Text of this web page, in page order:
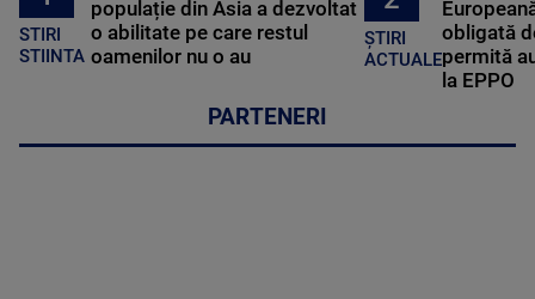
STIRI
STIINTA
populație din Asia a dezvoltat
o abilitate pe care restul
oamenilor nu o au
ȘTIRI
ACTUALE
obligată
permită
la EPPO
PARTENERI